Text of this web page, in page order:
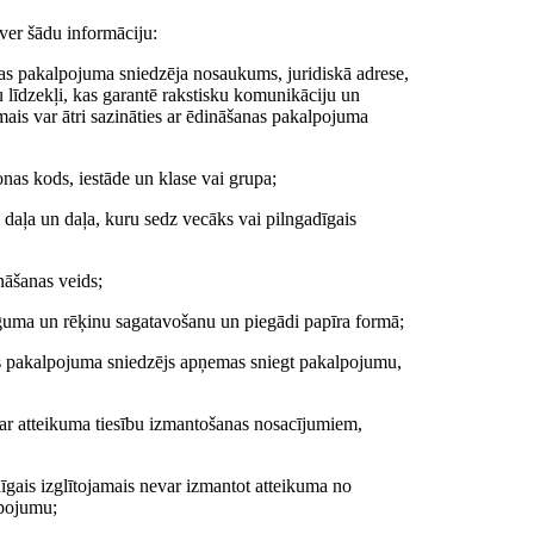
šādu informāciju:
pakalpojuma sniedzēja nosaukums, juridiskā adrese,
līdzekļi, kas garantē rakstisku komunikāciju un
var ātri sazināties ar ēdināšanas pakalpojuma
kods, iestāde un klase vai grupa;
un daļa, kuru sedz vecāks vai pilngadīgais
veids;
un rēķinu sagatavošanu un piegādi papīra formā;
sniedzējs apņemas sniegt pakalpojumu,
atteikuma tiesību izmantošanas nosacījumiem,
izglītojamais nevar izmantot atteikuma no